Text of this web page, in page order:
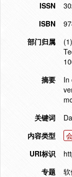
ISSN
ISBN
部门归属
摘要
In
关键词
内容类型
URI标识
专题